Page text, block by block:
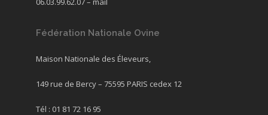
Fédération Nationale Ovine
Maison Nationale des Éleveurs,
149 rue de Bercy – 75595 PARIS cedex 12
Tél : 01 81 72 16 95